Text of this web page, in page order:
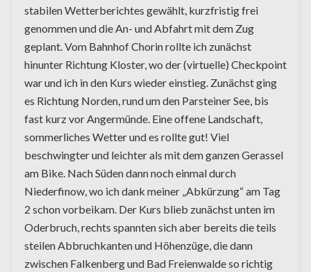
stabilen Wetterberichtes gewählt, kurzfristig frei
genommen und die An- und Abfahrt mit dem Zug
geplant. Vom Bahnhof Chorin rollte ich zunächst
hinunter Richtung Kloster, wo der (virtuelle) Checkpoint
war und ich in den Kurs wieder einstieg. Zunächst ging
es Richtung Norden, rund um den Parsteiner See, bis
fast kurz vor Angermünde. Eine offene Landschaft,
sommerliches Wetter und es rollte gut! Viel
beschwingter und leichter als mit dem ganzen Gerassel
am Bike. Nach Süden dann noch einmal durch
Niederfinow, wo ich dank meiner „Abkürzung“ am Tag
2 schon vorbeikam. Der Kurs blieb zunächst unten im
Oderbruch, rechts spannten sich aber bereits die teils
steilen Abbruchkanten und Höhenzüge, die dann
zwischen Falkenberg und Bad Freienwalde so richtig